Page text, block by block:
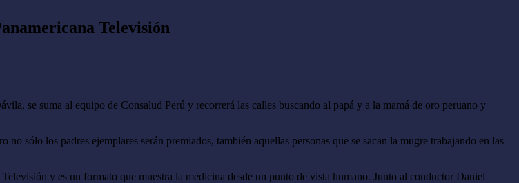
Televisión
se suma al equipo de Consalud Perú y recorrerá las calles buscando al papá y a la mamá de oro peruano y
sólo los padres ejemplares serán premiados, también aquellas personas que se sacan la mugre trabajando en las
y es un formato que muestra la medicina desde un punto de vista humano. Junto al conductor Daniel